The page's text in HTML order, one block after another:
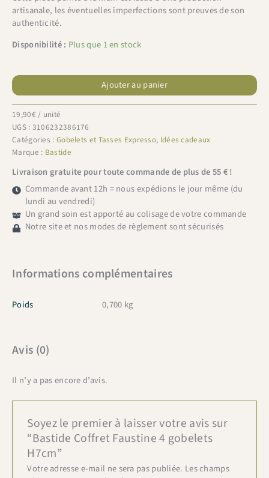
artisanale, les éventuelles imperfections sont preuves de son
authenticité.
Disponibilité : Plus que 1 en stock
quantité
de
Bastide
Coffret
Faustine
4
gobelets
H7cm
Ajouter au panier
19,90€ / unité
UGS : 3106232386176
Catégories : Gobelets et Tasses Expresso, Idées cadeaux
Marque : Bastide
Livraison gratuite pour toute commande de plus de 55 € !
Commande avant 12h = nous expédions le jour même (du
lundi au vendredi)
Un grand soin est apporté au colisage de votre commande
Notre site et nos modes de règlement sont sécurisés
Informations complémentaires
Poids 0,700 kg
Avis (0)
Il n’y a pas encore d’avis.
Soyez le premier à laisser votre avis sur
“Bastide Coffret Faustine 4 gobelets
H7cm”
Votre adresse e-mail ne sera pas publiée. Les champs